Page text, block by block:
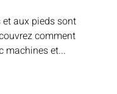
aux pieds sont
comment
machines et...